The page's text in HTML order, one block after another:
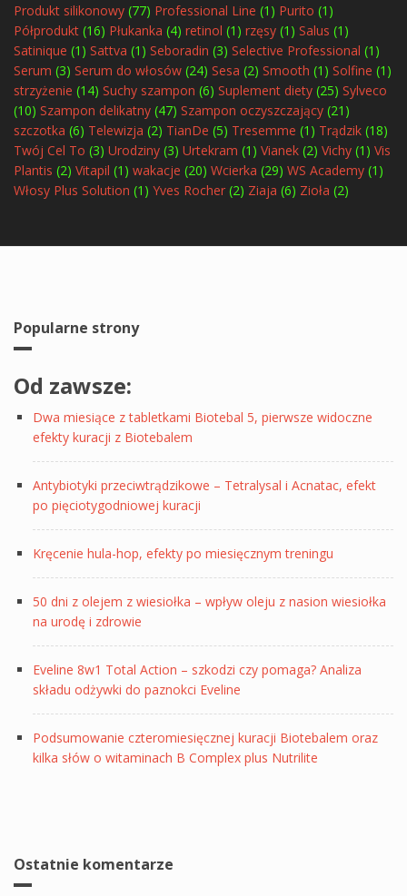
Produkt silikonowy (77) Professional Line (1) Purito (1)
Półprodukt (16) Płukanka (4) retinol (1) rzęsy (1) Salus (1)
Satinique (1) Sattva (1) Seboradin (3) Selective Professional (1)
Serum (3) Serum do włosów (24) Sesa (2) Smooth (1) Solfine (1)
strzyżenie (14) Suchy szampon (6) Suplement diety (25) Sylveco
(10) Szampon delikatny (47) Szampon oczyszczający (21)
szczotka (6) Telewizja (2) TianDe (5) Tresemme (1) Trądzik (18)
Twój Cel To (3) Urodziny (3) Urtekram (1) Vianek (2) Vichy (1) Vis
Plantis (2) Vitapil (1) wakacje (20) Wcierka (29) WS Academy (1)
Włosy Plus Solution (1) Yves Rocher (2) Ziaja (6) Zioła (2)
Popularne strony
Od zawsze:
Dwa miesiące z tabletkami Biotebal 5, pierwsze widoczne
efekty kuracji z Biotebalem
Antybiotyki przeciwtrądzikowe – Tetralysal i Acnatac, efekt
po pięciotygodniowej kuracji
Kręcenie hula-hop, efekty po miesięcznym treningu
50 dni z olejem z wiesiołka – wpływ oleju z nasion wiesiołka
na urodę i zdrowie
Eveline 8w1 Total Action – szkodzi czy pomaga? Analiza
składu odżywki do paznokci Eveline
Podsumowanie czteromiesięcznej kuracji Biotebalem oraz
kilka słów o witaminach B Complex plus Nutrilite
Ostatnie komentarze